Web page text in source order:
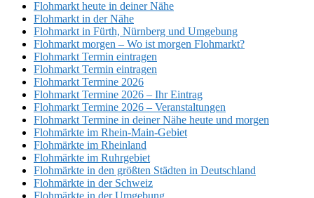
Flohmarkt heute in deiner Nähe
Flohmarkt in der Nähe
Flohmarkt in Fürth, Nürnberg und Umgebung
Flohmarkt morgen – Wo ist morgen Flohmarkt?
Flohmarkt Termin eintragen
Flohmarkt Termin eintragen
Flohmarkt Termine 2026
Flohmarkt Termine 2026 – Ihr Eintrag
Flohmarkt Termine 2026 – Veranstaltungen
Flohmarkt Termine in deiner Nähe heute und morgen
Flohmärkte im Rhein-Main-Gebiet
Flohmärkte im Rheinland
Flohmärkte im Ruhrgebiet
Flohmärkte in den größten Städten in Deutschland
Flohmärkte in der Schweiz
Flohmärkte in der Umgebung